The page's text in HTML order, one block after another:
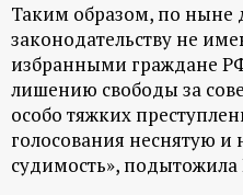
Таким образом, по ныне
законодательству не
избранными граждане
лишению свободы за
особо тяжких
голосования неснятую
судимость»,